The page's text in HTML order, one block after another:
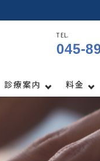
TEL.
045-
診療案内 料金